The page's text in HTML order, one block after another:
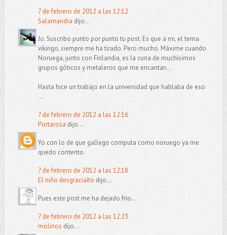
7 de febrero de 2012 a las 12:12
Salamandra dijo...
Jo. Suscribo punto por punto tu post. Es que a mi, el tema
vikingo, siempre me ha tirado. Pero mucho. Máxime cuando
Noruega, junto con Finlandia, es la cuna de muchísimos
grupos góticos y metaleros que me encantan...
Hasta hice un trabajo en la universidad que hablaba de eso
...
7 de febrero de 2012 a las 12:16
Portarosa dijo...
Yo con lo de que gallego computa como noruego ya me
quedo contento.
7 de febrero de 2012 a las 12:18
El niño desgraciaíto dijo...
Pues este post me ha dejado frío...
7 de febrero de 2012 a las 12:23
molinos dijo...